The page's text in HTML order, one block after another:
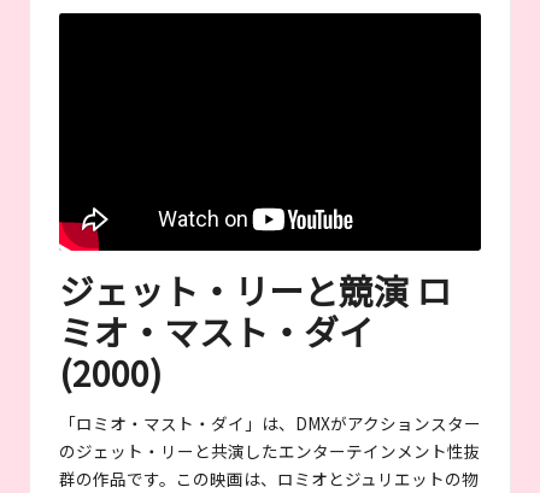
ジェット・リーと競演 ロ
ミオ・マスト・ダイ
(2000)
「ロミオ・マスト・ダイ」は、DMXがアクションスター
のジェット・リーと共演したエンターテインメント性抜
群の作品です。この映画は、ロミオとジュリエットの物